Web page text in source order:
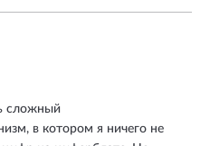
сложный
в котором я ничего не